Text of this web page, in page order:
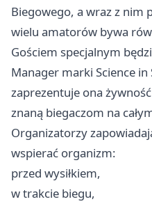
Biegowego, a wraz z nim
wielu amatorów bywa
Gościem specjalnym
Manager marki Science
zaprezentuje ona
znaną biegaczom na
Organizatorzy
wspierać organizm:
przed wysiłkiem,
w trakcie biegu,